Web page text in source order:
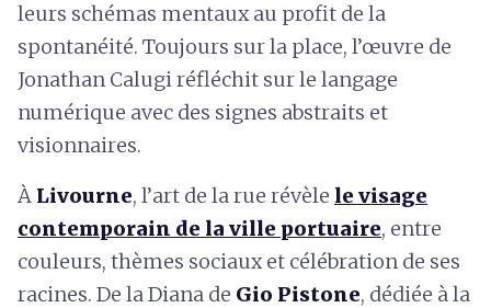
leurs schémas mentaux au profit de la
spontanéité. Toujours sur la place, l’œuvre de
Jonathan Calugi réfléchit sur le langage
numérique avec des signes abstraits et
visionnaires.
À Livourne, l’art de la rue révèle le visage
contemporain de la ville portuaire, entre
couleurs, thèmes sociaux et célébration de ses
racines. De la Diana de Gio Pistone, dédiée à la